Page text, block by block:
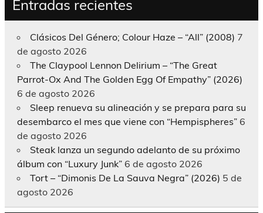
Entradas recientes
Clásicos Del Género; Colour Haze – “All” (2008) 7
de agosto 2026
The Claypool Lennon Delirium – “The Great
Parrot-Ox And The Golden Egg Of Empathy” (2026)
6 de agosto 2026
Sleep renueva su alineación y se prepara para su
desembarco el mes que viene con “Hempispheres” 6
de agosto 2026
Steak lanza un segundo adelanto de su próximo
álbum con “Luxury Junk” 6 de agosto 2026
Tort – “Dimonis De La Sauva Negra” (2026) 5 de
agosto 2026